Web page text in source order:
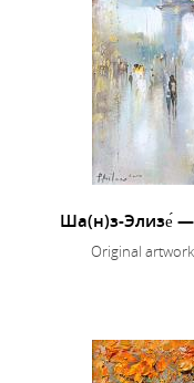
Ша(н)з-Элизе́
Original